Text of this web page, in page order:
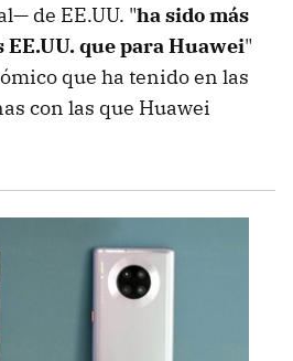
de EE.UU. "ha sido más
que para Huawei"
que ha tenido en las
con las que Huawei